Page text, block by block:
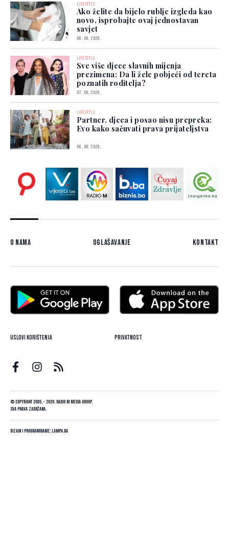
LIFESTYLE
Ako želite da bijelo rublje izgleda kao
novo, isprobajte ovaj jednostavan
savjet
08. 08. 2026.
LIFESTYLE
Sve više djece slavnih mijenja
prezimena: Da li žele pobjeći od tereta
poznatih roditelja?
07. 08. 2026.
LIFESTYLE
Partner, djeca i posao nisu prepreka:
Evo kako sačuvati prava prijateljstva
06. 08. 2026.
O nama Oglašavanje Kontakt
Uslovi korištenja Privatnost
© Copyright 2005. - 2026. Radio M Media Group.
Sva prava zadržana.
Dizajn i programiranje: Lampa.ba